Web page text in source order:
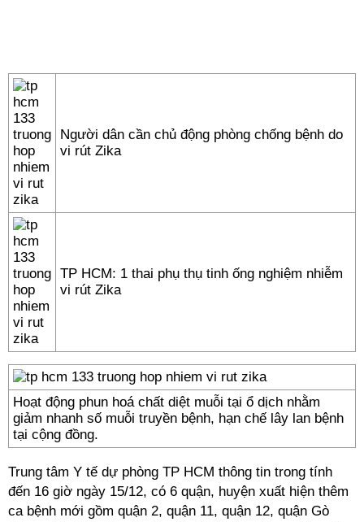
Người dân cần chủ động phòng chống bệnh do
vi rút Zika
TP HCM: 1 thai phụ thụ tinh ống nghiệm nhiễm
vi rút Zika
Hoạt động phun hoá chất diệt muỗi tại ổ dịch nhằm
giảm nhanh số muỗi truyền bệnh, hạn chế lây lan bệnh
tại cộng đồng.
Trung tâm Y tế dự phòng TP HCM thông tin trong tính
đến 16 giờ ngày 15/12, có 6 quận, huyện xuất hiện thêm
ca bệnh mới gồm quận 2, quận 11, quận 12, quận Gò